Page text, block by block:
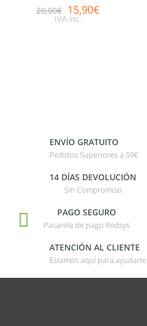
out of 5
20,00€ 15,90€
IVA inc.
ENVÍO GRATUITO
Pedidos Superiores a 59€
14 DÍAS DEVOLUCIÓN
Sin Compromiso
PAGO SEGURO
Pasarela de pago Redsys
ATENCIÓN AL CLIENTE
Estamos aquí para ayudarte